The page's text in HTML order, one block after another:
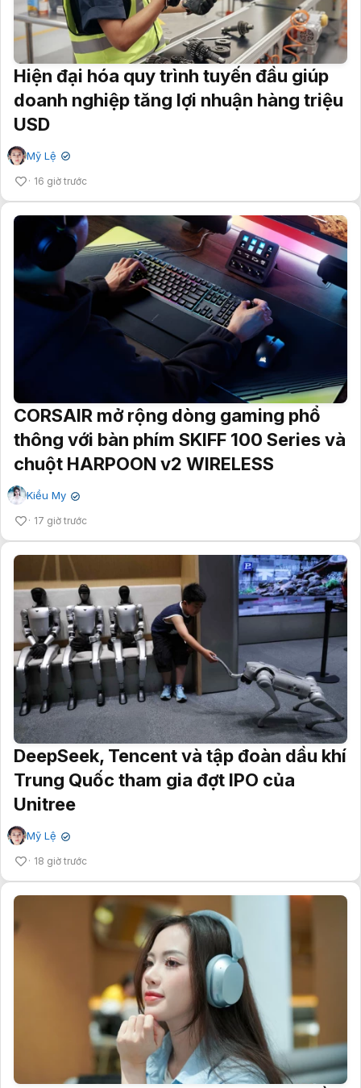
Hiện đại hóa quy trình tuyến đầu giúp
doanh nghiệp tăng lợi nhuận hàng triệu
USD
Mỹ Lệ ✔
16 giờ trước
CORSAIR mở rộng dòng gaming phổ
thông với bàn phím SKIFF 100 Series và
chuột HARPOON v2 WIRELESS
Kiều My ✔
17 giờ trước
DeepSeek, Tencent và tập đoàn dầu khí
Trung Quốc tham gia đợt IPO của
Unitree
Mỹ Lệ ✔
18 giờ trước